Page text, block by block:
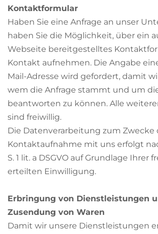
Kontaktformular
Haben Sie eine Anfrage an unser
haben Sie die Möglichkeit, über ein
Webseite bereitgestelltes
Kontakt aufnehmen. Die Angabe
Mail-Adresse wird gefordert, damit
wem die Anfrage stammt und um
beantworten zu können. Alle
sind freiwillig.
Die Datenverarbeitung zum Zwecke
Kontaktaufnahme mit uns erfolgt
S. 1 lit. a DSGVO auf Grundlage Ihrer
erteilten Einwilligung.
Erbringung von Dienstleistungen
Zusendung von Waren
Damit wir unsere Dienstleistungen